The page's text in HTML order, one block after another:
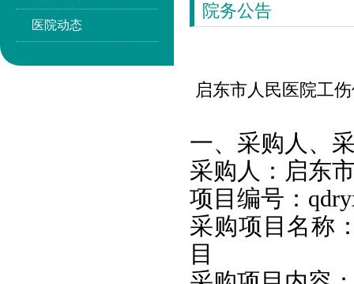
医院动态
院务公告
启东市人民医院工
一、采购人、
采购人：启东
项目编号：
采购项目名称
目